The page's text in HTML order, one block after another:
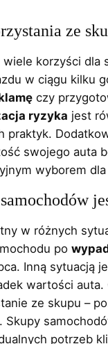
ze
korzyści dla
w ciągu kilku
czy
ryzyka jest
swojego auta
wyborem
w różnych
po
Inną sytuacją
wartości auta.
ze skupu –
potrzeb